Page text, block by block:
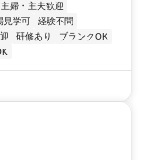
主婦・主夫歓迎
見学可
経験不問
研修あり
ブランクOK